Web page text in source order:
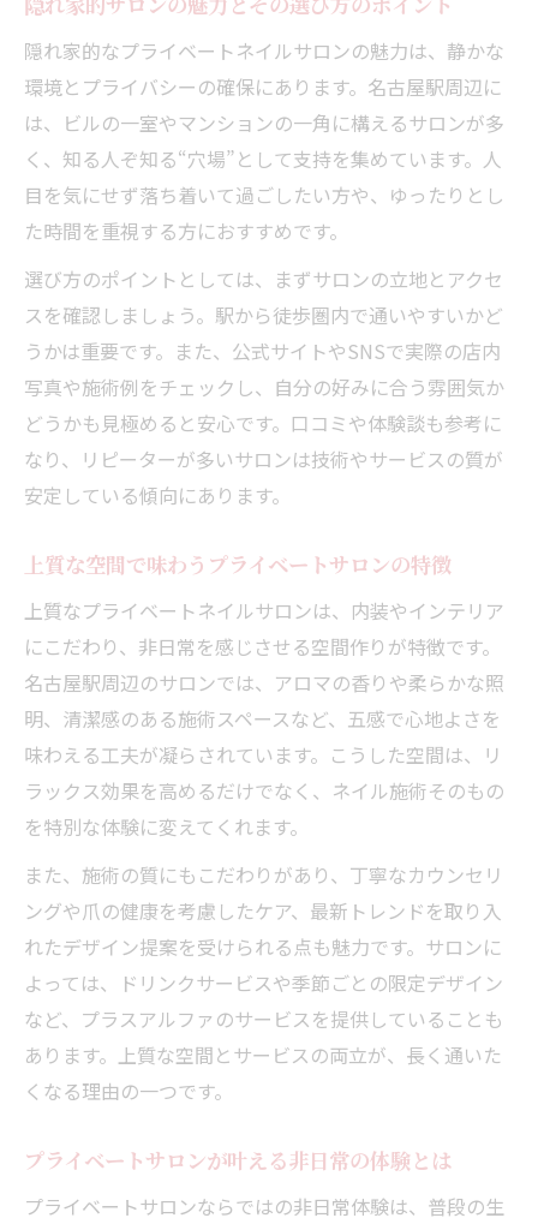
隠れ家的なプライベートネイルサロンの魅力は、静かな
環境とプライバシーの確保にあります。名古屋駅周辺に
は、ビルの一室やマンションの一角に構えるサロンが多
く、知る人ぞ知る“穴場”として支持を集めています。人
目を気にせず落ち着いて過ごしたい方や、ゆったりとし
た時間を重視する方におすすめです。
選び方のポイントとしては、まずサロンの立地とアクセ
スを確認しましょう。駅から徒歩圏内で通いやすいかど
うかは重要です。また、公式サイトやSNSで実際の店内
写真や施術例をチェックし、自分の好みに合う雰囲気か
どうかも見極めると安心です。口コミや体験談も参考に
なり、リピーターが多いサロンは技術やサービスの質が
安定している傾向にあります。
上質な空間で味わうプライベートサロンの特徴
上質なプライベートネイルサロンは、内装やインテリア
にこだわり、非日常を感じさせる空間作りが特徴です。
名古屋駅周辺のサロンでは、アロマの香りや柔らかな照
明、清潔感のある施術スペースなど、五感で心地よさを
味わえる工夫が凝らされています。こうした空間は、リ
ラックス効果を高めるだけでなく、ネイル施術そのもの
を特別な体験に変えてくれます。
また、施術の質にもこだわりがあり、丁寧なカウンセリ
ングや爪の健康を考慮したケア、最新トレンドを取り入
れたデザイン提案を受けられる点も魅力です。サロンに
よっては、ドリンクサービスや季節ごとの限定デザイン
など、プラスアルファのサービスを提供していることも
あります。上質な空間とサービスの両立が、長く通いた
くなる理由の一つです。
プライベートサロンが叶える非日常の体験とは
プライベートサロンならではの非日常体験は、普段の生